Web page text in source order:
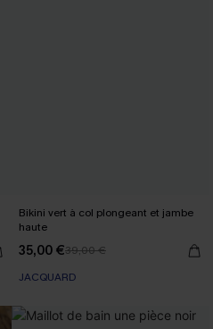
Bikini vert à col plongeant et jambe
haute
35,00 €39,00 €
JACQUARD